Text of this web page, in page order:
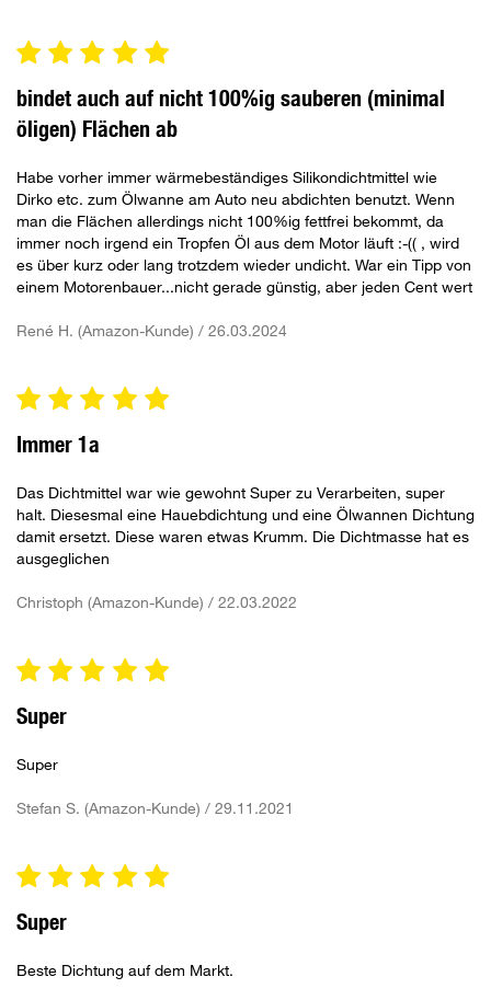
bindet auch auf nicht 100%ig sauberen (minimal
öligen) Flächen ab
Habe vorher immer wärmebeständiges Silikondichtmittel wie
Dirko etc. zum Ölwanne am Auto neu abdichten benutzt. Wenn
man die Flächen allerdings nicht 100%ig fettfrei bekommt, da
immer noch irgend ein Tropfen Öl aus dem Motor läuft :-(( , wird
es über kurz oder lang trotzdem wieder undicht. War ein Tipp von
einem Motorenbauer...nicht gerade günstig, aber jeden Cent wert
René H. (Amazon-Kunde) / 26.03.2024
Immer 1a
Das Dichtmittel war wie gewohnt Super zu Verarbeiten, super
halt. Diesesmal eine Hauebdichtung und eine Ölwannen Dichtung
damit ersetzt. Diese waren etwas Krumm. Die Dichtmasse hat es
ausgeglichen
Christoph (Amazon-Kunde) / 22.03.2022
Super
Super
Stefan S. (Amazon-Kunde) / 29.11.2021
Super
Beste Dichtung auf dem Markt.